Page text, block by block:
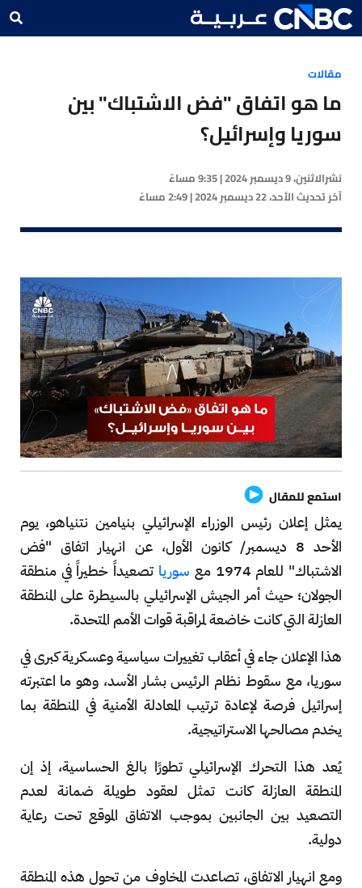
مقالات
ما هو اتفاق "فض الاشتباك" بين
سوريا وإسرائيل؟
نشرالاثنين، 9 ديسمبر 2024 | 9:35 مساءً
آخر تحديثالأحد، 22 ديسمبر 2024 | 2:49 مساءً
استمع للمقال
يمثل إعلان رئيس الوزراء الإسرائيلي بنيامين نتنياهو، يوم
الأحد 8 ديسمبر/ كانون الأول، عن انهيار اتفاق "فض
الاشتباك" للعام 1974 مع
سوريا تصعيداً خطيراً في منطقة
الجولان؛ حيث أمر الجيش الإسرائيلي بالسيطرة على المنطقة
العازلة التي كانت خاضعة لمراقبة قوات الأمم المتحدة.
هذا الإعلان جاء في أعقاب تغييرات سياسية وعسكرية كبرى في
سوريا، مع سقوط نظام الرئيس بشار الأسد، وهو ما اعتبرته
إسرائيل فرصة لإعادة ترتيب المعادلة الأمنية في المنطقة بما
يخدم مصالحها الاستراتيجية.
يُعد هذا التحرك الإسرائيلي تطورًا بالغ الحساسية، إذ إن
المنطقة العازلة كانت تمثل لعقود طويلة ضمانة لعدم
التصعيد بين الجانبين بموجب الاتفاق الموقع تحت رعاية
دولية.
ومع انهيار الاتفاق، تصاعدت المخاوف من تحول هذه المنطقة